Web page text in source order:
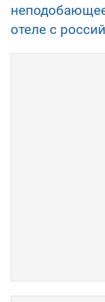
отеле с